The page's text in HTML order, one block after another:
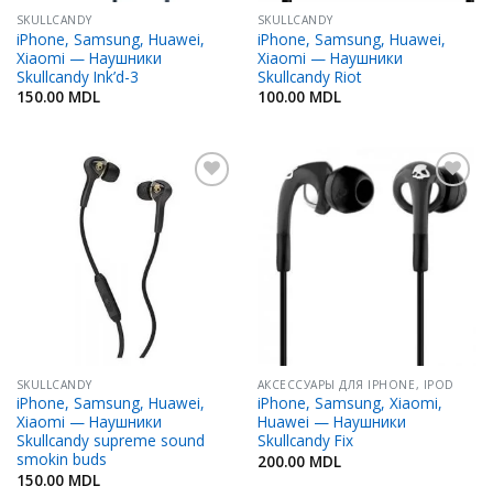
SKULLCANDY
iPhone, Samsung, Huawei,
Xiaomi — Наушники
Skullcandy Ink’d-3
150.00 MDL
SKULLCANDY
iPhone, Samsung, Huawei,
Xiaomi — Наушники
Skullcandy Riot
100.00 MDL
Добавить
Избранное
SKULLCANDY
iPhone, Samsung, Huawei,
Xiaomi — Наушники
Skullcandy supreme sound
smokin buds
150.00 MDL
Добавить
в
Избранное
АКСЕССУАРЫ ДЛЯ IPHONE, IPOD
iPhone, Samsung, Xiaomi,
Huawei — Наушники
Skullcandy Fix
200.00 MDL